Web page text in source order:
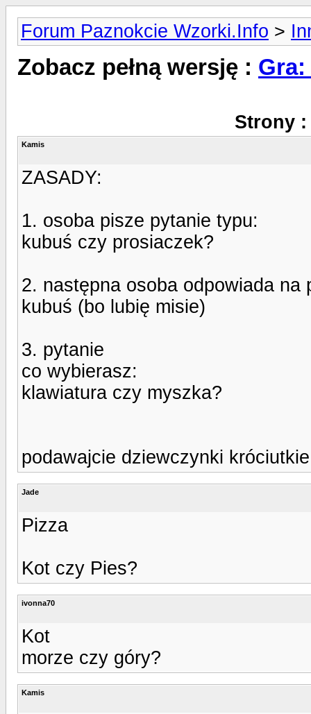
Forum Paznokcie Wzorki.Info >
Zobacz pełną wersję :
Strony :
Kamis
ZASADY:
1. osoba pisze pytanie typu:
kubuś czy prosiaczek?
2. następna osoba odpowiada na
kubuś (bo lubię misie)
3. pytanie
co wybierasz:
klawiatura czy myszka?
podawajcie dziewczynki
Jade
Pizza
Kot czy Pies?
ivonna70
Kot
morze czy góry?
Kamis